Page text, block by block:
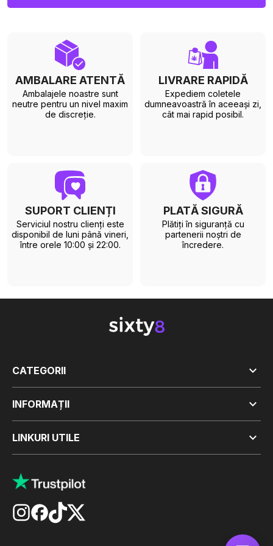
AMBALARE ATENTĂ
Ambalajele noastre sunt
neutre pentru un nivel maxim
de discreție.
LIVRARE RAPIDĂ
Expediem coletele
dumneavoastră în aceeași zi,
cât mai rapid posibil.
SUPORT CLIENȚI
Serviciul nostru clienți este
disponibil de luni până vineri,
între orele 10:00 și 22:00.
PLATĂ SIGURĂ
Plătiți în siguranță cu
partenerii noștri de
încredere.
CATEGORII 
INFORMAȚII 
LINKURI UTILE 